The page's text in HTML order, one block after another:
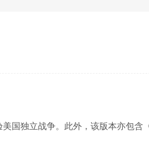
国独立战争。此外，该版本亦包含